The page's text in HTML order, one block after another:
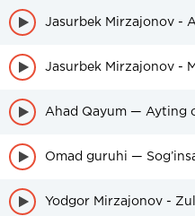
Jasurbek Mirzajonov -
Jasurbek Mirzajonov -
Ahad Qayum — Ayting
Omad guruhi —
Yodgor Mirzajonov -